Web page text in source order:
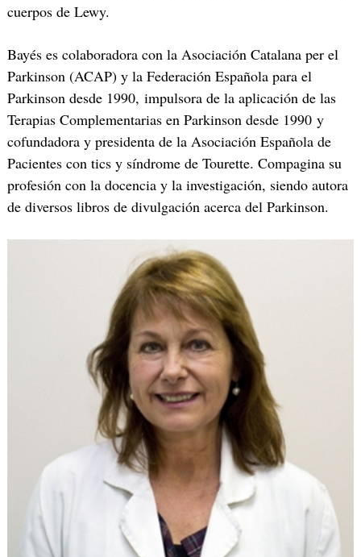
cuerpos de Lewy.
Bayés es colaboradora con la Asociación Catalana per el
Parkinson (ACAP) y la Federación Española para el
Parkinson desde 1990, impulsora de la aplicación de las
Terapias Complementarias en Parkinson desde 1990 y
cofundadora y presidenta de la Asociación Española de
Pacientes con tics y síndrome de Tourette. Compagina su
profesión con la docencia y la investigación, siendo autora
de diversos libros de divulgación acerca del Parkinson.